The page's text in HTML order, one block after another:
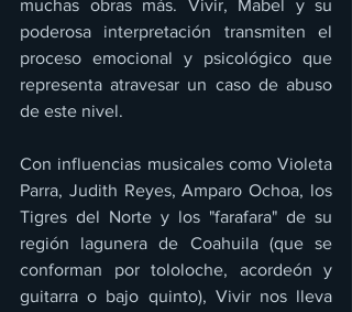
muchas obras más. Vivir, Mabel y su
poderosa interpretación transmiten el
proceso emocional y psicológico que
representa atravesar un caso de abuso
de este nivel.
Con influencias musicales como Violeta
Parra, Judith Reyes, Amparo Ochoa, los
Tigres del Norte y los "farafara" de su
región lagunera de Coahuila (que se
conforman por tololoche, acordeón y
guitarra o bajo quinto), Vivir nos lleva